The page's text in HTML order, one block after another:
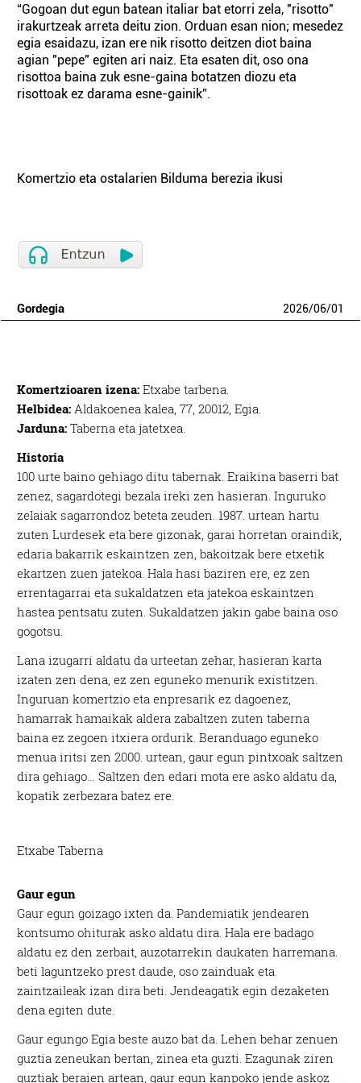
“Gogoan dut egun batean italiar bat etorri zela, "risotto"
irakurtzeak arreta deitu zion. Orduan esan nion; mesedez
egia esaidazu, izan ere nik risotto deitzen diot baina
agian "pepe" egiten ari naiz. Eta esaten dit, oso ona
risottoa baina zuk esne-gaina botatzen diozu eta
risottoak ez darama esne-gainik”.
Komertzio eta ostalarien Bilduma berezia ikusi
Gordegia 2026/06/01
Komertzioaren izena: Etxabe tarbena.
Helbidea: Aldakoenea kalea, 77, 20012, Egia.
Jarduna: Taberna eta jatetxea.
Historia
100 urte baino gehiago ditu tabernak. Eraikina baserri bat
zenez, sagardotegi bezala ireki zen hasieran. Inguruko
zelaiak sagarrondoz beteta zeuden. 1987. urtean hartu
zuten Lurdesek eta bere gizonak, garai horretan oraindik,
edaria bakarrik eskaintzen zen, bakoitzak bere etxetik
ekartzen zuen jatekoa. Hala hasi baziren ere, ez zen
errentagarrai eta sukaldatzen eta jatekoa eskaintzen
hastea pentsatu zuten. Sukaldatzen jakin gabe baina oso
gogotsu.
Lana izugarri aldatu da urteetan zehar, hasieran karta
izaten zen dena, ez zen eguneko menurik existitzen.
Inguruan komertzio eta enpresarik ez dagoenez,
hamarrak hamaikak aldera zabaltzen zuten taberna
baina ez zegoen itxiera ordurik. Beranduago eguneko
menua iritsi zen 2000. urtean, gaur egun pintxoak saltzen
dira gehiago… Saltzen den edari mota ere asko aldatu da,
kopatik zerbezara batez ere.
Etxabe Taberna
Gaur egun
Gaur egun goizago ixten da. Pandemiatik jendearen
kontsumo ohiturak asko aldatu dira. Hala ere badago
aldatu ez den zerbait, auzotarrekin daukaten harremana.
beti laguntzeko prest daude, oso zainduak eta
zaintzaileak izan dira beti. Jendeagatik egin dezaketen
dena egiten dute.
Gaur egungo Egia beste auzo bat da. Lehen behar zenuen
guztia zeneukan bertan, zinea eta guzti. Ezagunak ziren
guztiak beraien artean, gaur egun kanpoko jende askoz